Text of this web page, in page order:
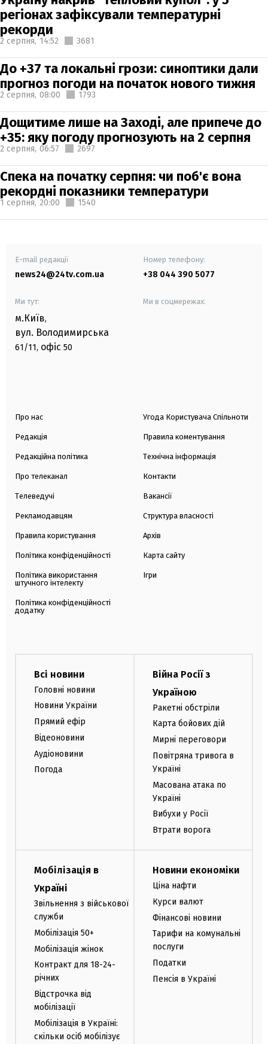
регіонах зафіксували температурні
рекорди
2 серпня, 14:52 3681
До +37 та локальні грози: синоптики дали
прогноз погоди на початок нового тижня
2 серпня, 08:00 1793
Дощитиме лише на Заході, але припече до
+35: яку погоду прогнозують на 2 серпня
2 серпня, 06:57 2697
Спека на початку серпня: чи поб'є вона
рекордні показники температури
1 серпня, 20:00 1540
E-mail редакції
news24@24tv.com.ua
Номер телефону:
+38 044 390 5077
Ми тут:
м.Київ,
вул. Володимирська
61/11, офіс 50
Ми в соцмережах:
Про нас
Редакція
Редакційна політика
Про телеканал
Телеведучі
Рекламодавцям
Правила користування
Політика конфіденційності
Політика використання
штучного інтелекту
Політика конфіденційності
додатку
Угода Користувача Спільноти
Правила коментування
Технічна інформація
Контакти
Вакансії
Структура власності
Архів
Карта сайту
Ігри
Всі новини
Головні новини
Новини України
Прямий ефір
Відеоновини
Аудіоновини
Погода
Війна Росії з
Україною
Ракетні обстріли
Карта бойових дій
Мирні переговори
Повітряна тривога в
Україні
Масована атака по
Україні
Вибухи у Росії
Втрати ворога
Мобілізація в
Україні
Звільнення з військової
служби
Мобілізація 50+
Мобілізація жінок
Контракт для 18-24-
річних
Відстрочка від
мобілізації
Мобілізація в Україні:
скільки осіб мобілізує
Новини економіки
Ціна нафти
Курси валют
Фінансові новини
Тарифи на комунальні
послуги
Податки
Пенсія в Україні